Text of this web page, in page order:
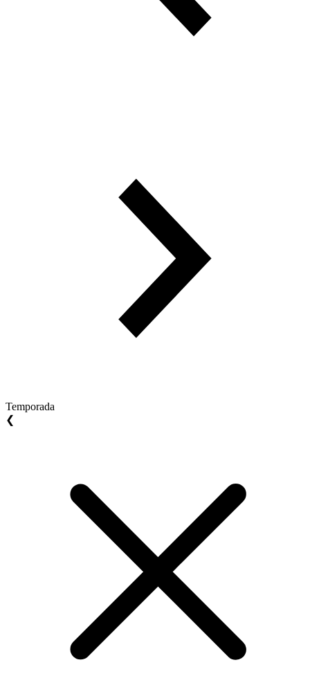
Temporada
❮